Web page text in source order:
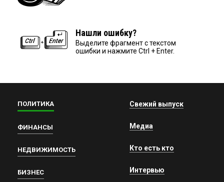
Нашли ошибку?
Выделите фрагмент с текстом
ошибки и нажмите Ctrl + Enter.
ПОЛИТИКА
ФИНАНСЫ
НЕДВИЖИМОСТЬ
БИЗНЕС
Свежий выпуск
Медиа
Кто есть кто
Интервью